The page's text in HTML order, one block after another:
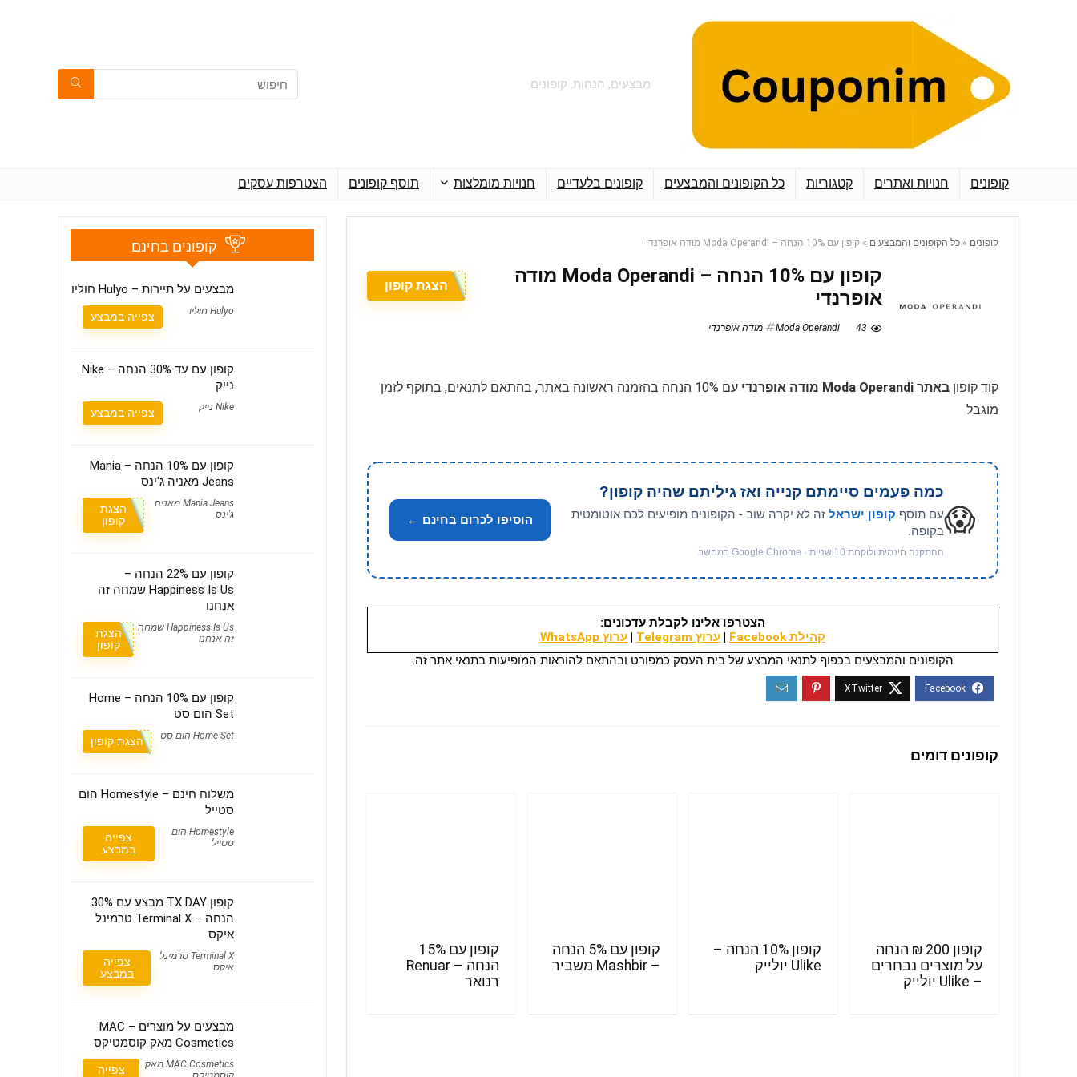
מבצעים, הנחות, קופונים
קופונים חנויות ואתרים קטגוריות כל הקופונים והמבצעים קופונים בלעדיים חנויות מומלצות תוסף קופונים הצטרפות עסקים
קופונים » כל הקופונים והמבצעים » קופון עם 10% הנחה – Moda Operandi מודה אופרנדי
קופון עם 10% הנחה – Moda Operandi מודה
אופרנדי
43 Moda Operandi מודה אופרנדי
הצגת קופון
קוד קופון באתר Moda Operandi מודה אופרנדי
עם 10% הנחה בהזמנה ראשונה באתר, בהתאם לתנאים, בתוקף לזמן
מוגבל
😱
כמה פעמים סיימתם קנייה ואז גיליתם שהיה קופון?
עם תוסף קופון ישראל זה לא יקרה שוב - הקופונים מופיעים לכם אוטומטית
בקופה.
ההתקנה חינמית ולוקחת 10 שניות · Google Chrome במחשב
הוסיפו לכרום בחינם ←
הצטרפו אלינו לקבלת עדכונים:
קהילת Facebook
| ערוץ Telegram | ערוץ WhatsApp
הקופונים והמבצעים בכפוף לתנאי המבצע של בית העסק כמפורט ובהתאם להוראות המופיעות בתנאי אתר זה.
קופונים דומים
קופון 200 ₪ הנחה
על מוצרים נבחרים
– Ulike יולייק
קופון 10% הנחה –
Ulike יולייק
קופון עם 5% הנחה
– Mashbir משביר
קופון עם 15%
הנחה – Renuar
רנואר
קופונים בחינם
מבצעים על תיירות – Hulyo חוליו
Hulyo חוליו צפייה במבצע
קופון עם עד 30% הנחה – Nike
נייק
Nike נייק צפייה במבצע
קופון עם 10% הנחה – Mania
Jeans מאניה ג'ינס
Mania Jeans מאניה
ג'ינס
הצגת
קופון
קופון עם 22% הנחה –
Happiness Is Us שמחה זה
אנחנו
Happiness Is Us שמחה
זה אנחנו
הצגת
קופון
קופון עם 10% הנחה – Home
Set הום סט
Home Set הום סט הצגת קופון
משלוח חינם – Homestyle הום
סטייל
Homestyle הום
סטייל
צפייה
במבצע
קופון TX DAY מבצע עם 30%
הנחה – Terminal X טרמינל
איקס
Terminal X טרמינל
איקס
צפייה
במבצע
מבצעים על מוצרים – MAC
Cosmetics מאק קוסמטיקס
MAC Cosmetics מאק
צפייה